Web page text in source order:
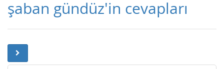
şaban gündüz'in cevapları